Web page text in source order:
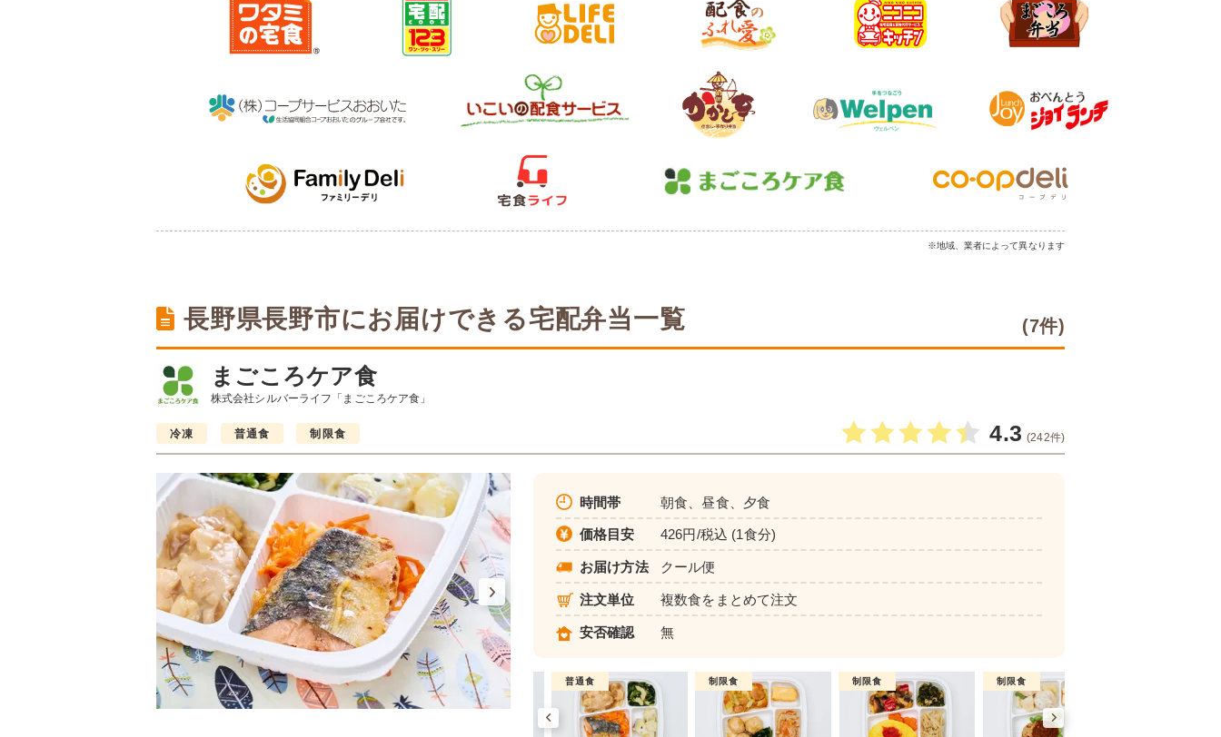
※地域、業者によって異なります
長野県長野市にお届けできる宅配弁当一覧 (7件)
まごころケア食
株式会社シルバーライフ「まごころケア食」
冷凍 普通食 制限食 4.3 (242件)
健康バランス 糖質制限食
時間帯 朝食、昼食、夕食
価格目安 426円/税込 (1食分)
お届け方法 クール便
注文単位 複数食をまとめて注文
安否確認 無
制限食 制限食 普通食 制限食 制限食 制限食